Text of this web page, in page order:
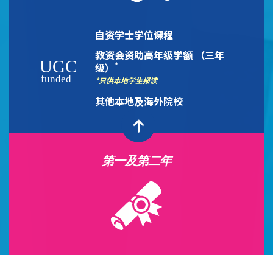
第一及第二年
自资学士学位课程
教资会资助高年级学额 （三年
级）
*
*只供本地学生报读
其他本地及海外院校